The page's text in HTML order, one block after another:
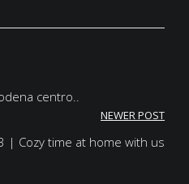
centro..
NEWER POST
| Cozy time at home with us